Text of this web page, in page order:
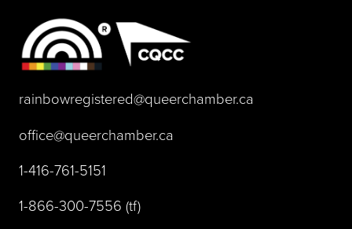
rainbowregistered@queerchamber.ca
office@queerchamber.ca
1-416-761-5151
1-866-300-7556 (opens telephone link)
(tf)